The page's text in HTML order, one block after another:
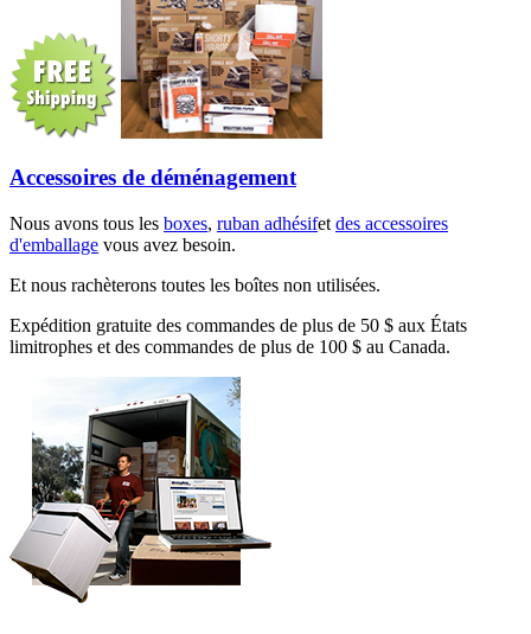
Accessoires de déménagement
Nous avons tous les boxes, ruban adhésifet des accessoires
d'emballage vous avez besoin.
Et nous rachèterons toutes les boîtes non utilisées.
Expédition gratuite des commandes de plus de 50 $ aux États
limitrophes et des commandes de plus de 100 $ au Canada.